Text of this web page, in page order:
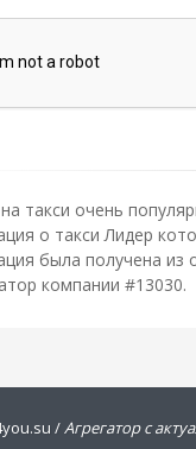
такси очень
о такси Лидер
была получена из
компании #13030.
/Агрегатор с